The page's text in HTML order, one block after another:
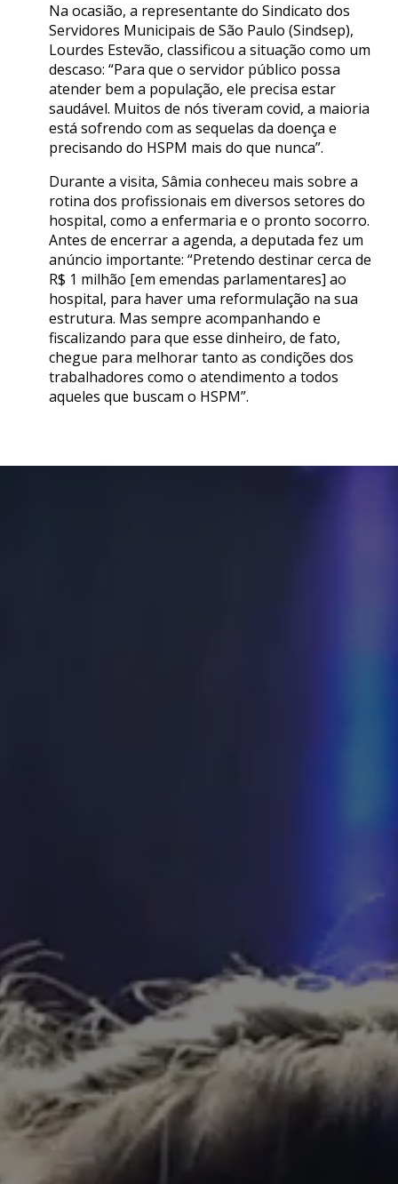
Na ocasião, a representante do Sindicato dos
Servidores Municipais de São Paulo (Sindsep),
Lourdes Estevão, classificou a situação como um
descaso: “Para que o servidor público possa
atender bem a população, ele precisa estar
saudável. Muitos de nós tiveram covid, a maioria
está sofrendo com as sequelas da doença e
precisando do HSPM mais do que nunca”.
Durante a visita, Sâmia conheceu mais sobre a
rotina dos profissionais em diversos setores do
hospital, como a enfermaria e o pronto socorro.
Antes de encerrar a agenda, a deputada fez um
anúncio importante: “Pretendo destinar cerca de
R$ 1 milhão [em emendas parlamentares] ao
hospital, para haver uma reformulação na sua
estrutura. Mas sempre acompanhando e
fiscalizando para que esse dinheiro, de fato,
chegue para melhorar tanto as condições dos
trabalhadores como o atendimento a todos
aqueles que buscam o HSPM”.